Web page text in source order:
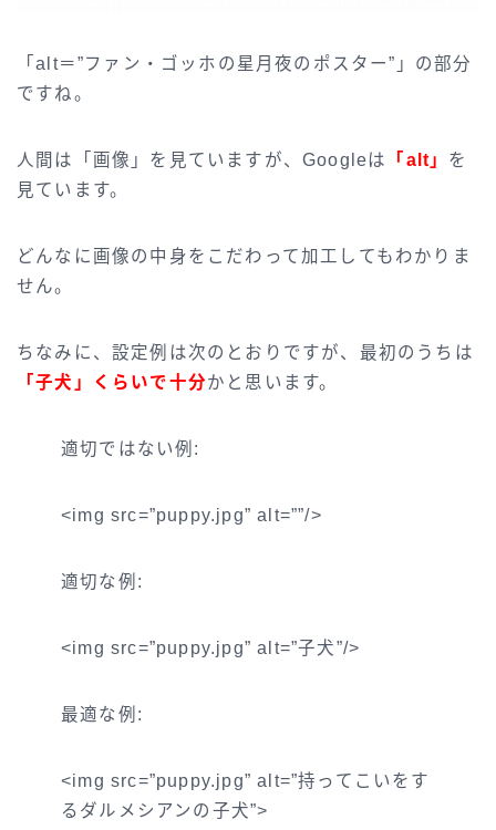
「alt＝”ファン・ゴッホの星月夜のポスター”」の部分
ですね。
人間は「画像」を見ていますが、Googleは 「alt」 を
見ています。
どんなに画像の中身をこだわって加工してもわかりま
せん。
ちなみに、設定例は次のとおりですが、最初のうちは
「子犬」くらいで十分かと思います。
適切ではない例:
<img src=”puppy.jpg” alt=””/>
適切な例:
<img src=”puppy.jpg” alt=”子犬”/>
最適な例:
<img src=”puppy.jpg” alt=”持ってこいをす
るダルメシアンの子犬”>